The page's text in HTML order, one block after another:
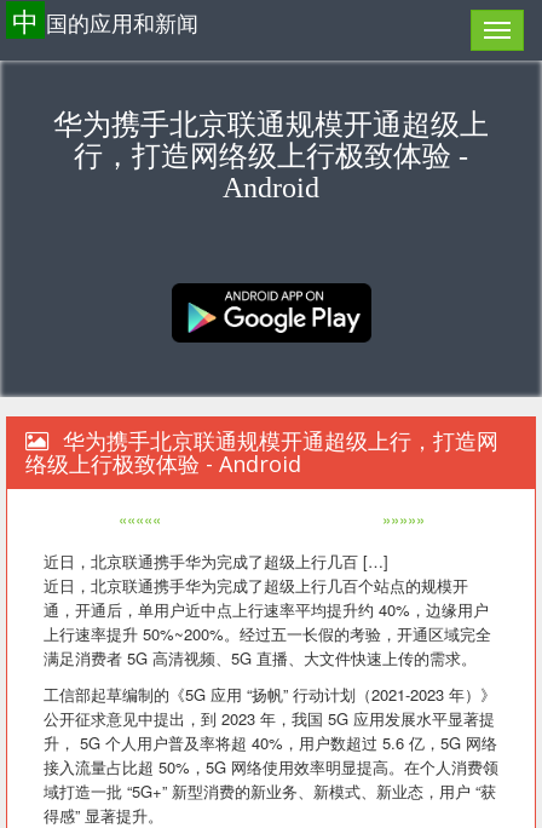
中 国的应用和新闻
华为携手北京联通规模开通超级上
行，打造网络级上行极致体验 -
Android
华为携手北京联通规模开通超级上行，打造网
络级上行极致体验 - Android
«««««
»»»»»
近日，北京联通携手华为完成了超级上行几百 […]
近日，北京联通携手华为完成了超级上行几百个站点的规模开
通，开通后，单用户近中点上行速率平均提升约 40%，边缘用户
上行速率提升 50%~200%。经过五一长假的考验，开通区域完全
满足消费者 5G 高清视频、5G 直播、大文件快速上传的需求。
工信部起草编制的《5G 应用 “扬帆” 行动计划（2021-2023 年）》
公开征求意见中提出，到 2023 年，我国 5G 应用发展水平显著提
升， 5G 个人用户普及率将超 40%，用户数超过 5.6 亿，5G 网络
接入流量占比超 50%，5G 网络使用效率明显提高。在个人消费领
域打造一批 “5G+” 新型消费的新业务、新模式、新业态，用户 “获
得感” 显著提升。